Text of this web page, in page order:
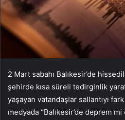
2 Mart sabahı Balıkesir’de
şehirde kısa süreli tedirginlik
yaşayan vatandaşlar sallantıyı
medyada “Balıkesir’de deprem